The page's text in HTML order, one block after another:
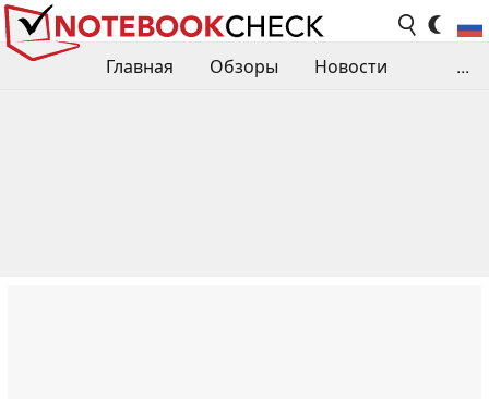
Главная Обзоры
Новости
...